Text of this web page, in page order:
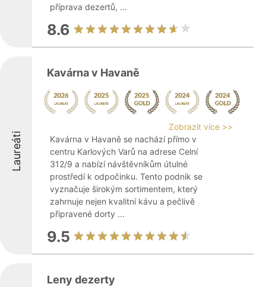
příprava dezertů, ...
8.6
Laureáti
Kavárna v Havaně
Zobrazit více >>
Kavárna v Havaně se nachází přímo v
centru Karlových Varů na adrese Celní
312/9 a nabízí návštěvníkům útulné
prostředí k odpočinku. Tento podnik se
vyznačuje širokým sortimentem, který
zahrnuje nejen kvalitní kávu a pečlivě
připravené dorty ...
9.5
Leny dezerty